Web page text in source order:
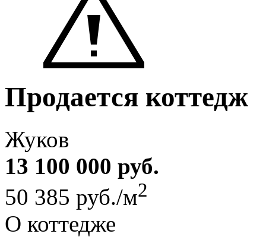
Продается коттедж
Жуков
13 100 000 руб.
50 385 руб./м2
О коттедже